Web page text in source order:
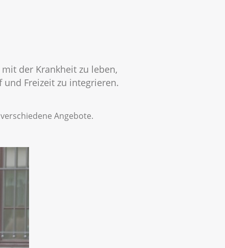
der Krankheit zu leben,
Freizeit zu integrieren.
Angebote.